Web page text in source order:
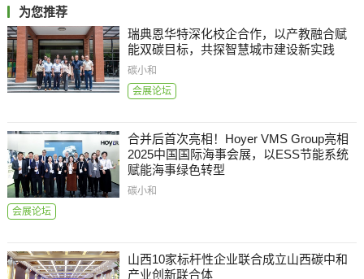
为您推荐
瑞典恩华特深化校企合作，以产教融合赋
能双碳目标，共探智慧城市建设新实践
碳小和
会展论坛
合并后首次亮相！Hoyer VMS Group亮相
2025中国国际海事会展，以ESS节能系统
赋能海事绿色转型
碳小和
会展论坛
山西10家标杆性企业联合成立山西碳中和
产业创新联合体